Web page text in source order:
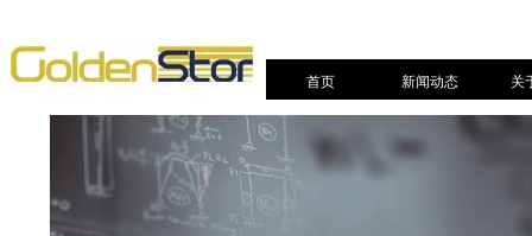
首页 新闻动态 关